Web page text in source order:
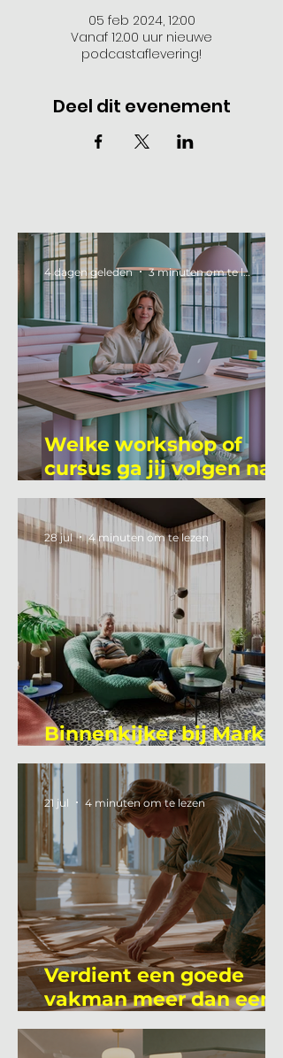
05 feb 2024, 12:00
Vanaf 12.00 uur nieuwe
podcastaflevering!
Deel dit evenement
Welke workshop of
cursus ga jij volgen na
je vakantie?
4 dagen geleden 3 minuten om te lezen
Binnenkijker bij Mark
Mutsaers
28 jul 4 minuten om te lezen
Verdient een goede
vakman meer dan een
gemiddelde
academicus?
21 jul 4 minuten om te lezen